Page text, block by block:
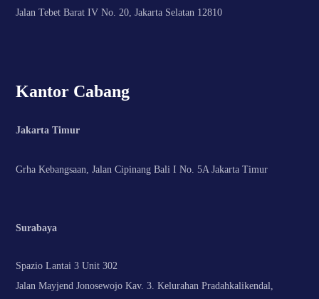
Jalan Tebet Barat IV No. 20, Jakarta Selatan 12810
Kantor Cabang
Jakarta Timur
Grha Kebangsaan, Jalan Cipinang Bali I No. 5A Jakarta Timur
Surabaya
Spazio Lantai 3 Unit 302
Jalan Mayjend Jonosewojo Kav. 3. Kelurahan Pradahkalikendal,